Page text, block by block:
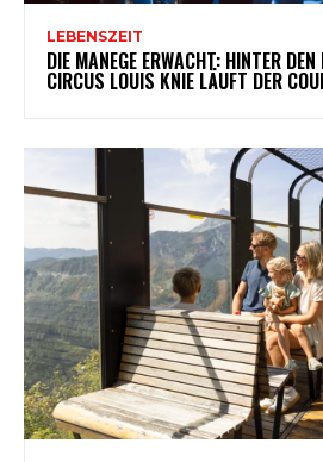
LEBENSZEIT
DIE MANEGE ERWACHT: HINTER
CIRCUS LOUIS KNIE LÄUFT DER